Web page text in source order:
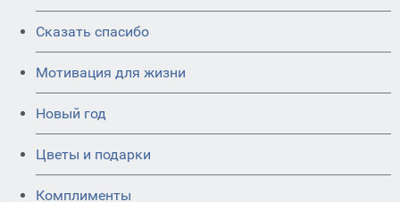
Сказать спасибо
Мотивация для жизни
Новый год
Цветы и подарки
Комплименты